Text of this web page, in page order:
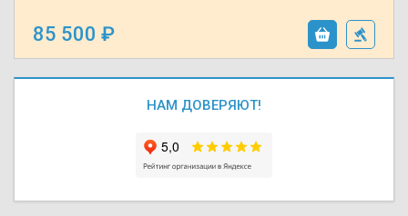
85 500
НАМ ДОВЕРЯЮТ!